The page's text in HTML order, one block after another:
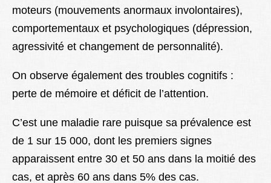
moteurs (mouvements anormaux involontaires),
comportementaux et psychologiques (dépression,
agressivité et changement de personnalité).
On observe également des troubles cognitifs :
perte de mémoire et déficit de l’attention.
C’est une maladie rare puisque sa prévalence est
de 1 sur 15 000, dont les premiers signes
apparaissent entre 30 et 50 ans dans la moitié des
cas, et après 60 ans dans 5% des cas.